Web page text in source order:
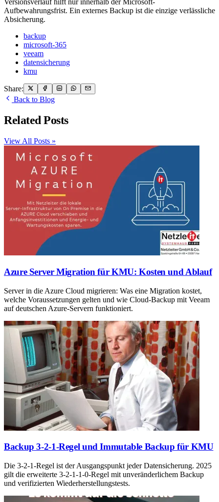
Versionsverlauf hilft nur innerhalb der Microsoft-
Aufbewahrungsfrist. Ein externes Backup ist die einzige verlässliche
Absicherung.
backup
microsoft-365
veeam
datensicherung
kmu
Share:
Back to Blog
Related Posts
View All Posts »
Azure Server Migration für KMU: Kosten und Ablauf
Server in die Azure Cloud migrieren: Was eine Migration kostet,
welche Voraussetzungen gelten und wie Cloud-Backup mit Veeam
auf deutschen Azure-Servern funktioniert.
Backup 3-2-1-Regel und Immutable Backup für KMU
Die 3-2-1-Regel ist der Ausgangspunkt jeder Datensicherung. 2025
gilt die erweiterte 3-2-1-1-0-Regel mit unveränderlichem Backup
und verifizierten Wiederherstellungstests.